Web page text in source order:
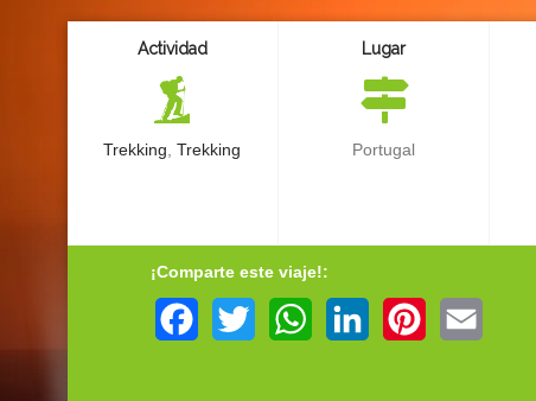
Actividad
Trekking ,Trekking
Lugar
Portugal
¡Comparte este viaje!:
FacebookTwitter WhatsAppLinkedIn Pinterest